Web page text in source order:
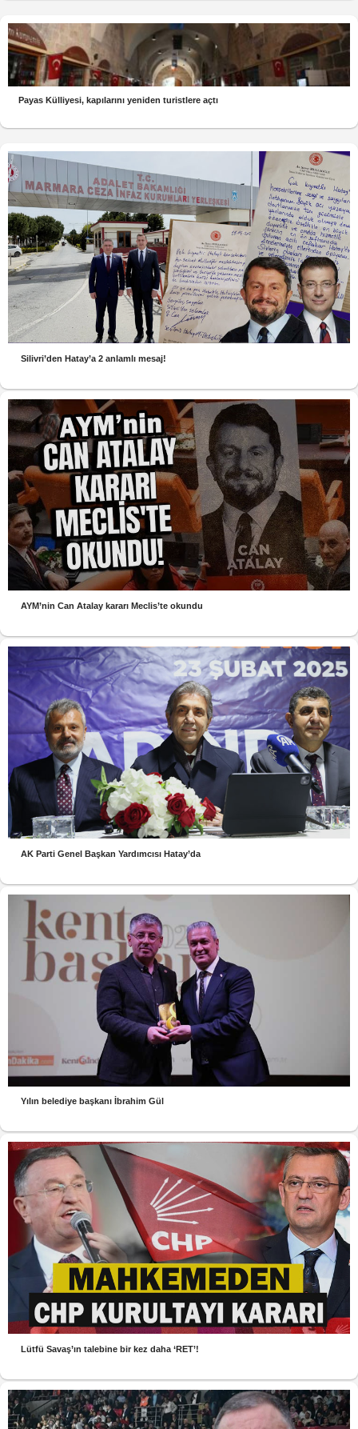
Payas Külliyesi, kapılarını yeniden turistlere açtı
Silivri’den Hatay’a 2 anlamlı mesaj!
AYM’nin Can Atalay kararı Meclis’te okundu
AK Parti Genel Başkan Yardımcısı Hatay’da
Yılın belediye başkanı İbrahim Gül
Lütfü Savaş’ın talebine bir kez daha ‘RET’!